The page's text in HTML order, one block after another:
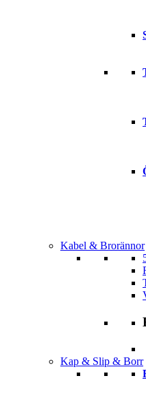
Kabel & Brorännor
Kap & Slip & Borr